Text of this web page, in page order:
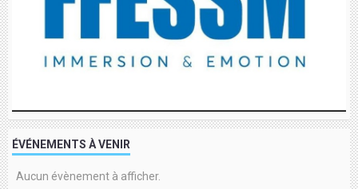
ÉVÉNEMENTS À VENIR
Aucun évènement à afficher.